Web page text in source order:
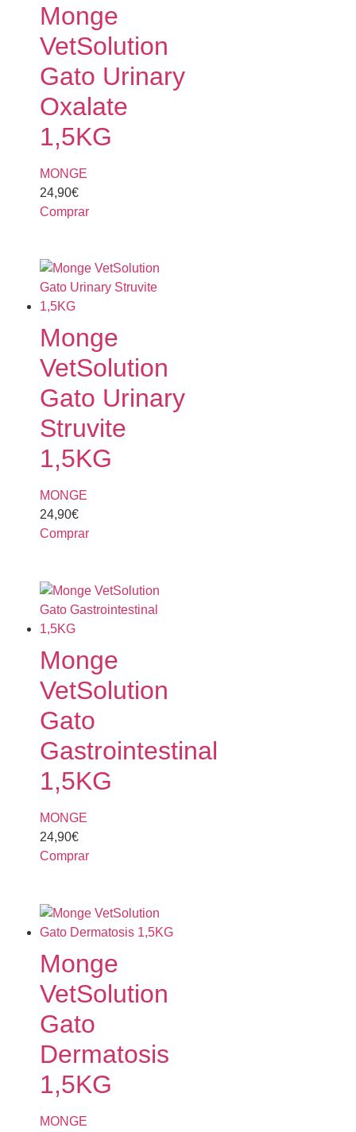
Monge
VetSolution
Gato Urinary
Oxalate
1,5KG
MONGE
24,90€
Comprar
Monge
VetSolution
Gato Urinary
Struvite
1,5KG
MONGE
24,90€
Comprar
Monge
VetSolution
Gato
Gastrointestinal
1,5KG
MONGE
24,90€
Comprar
Monge
VetSolution
Gato
Dermatosis
1,5KG
MONGE